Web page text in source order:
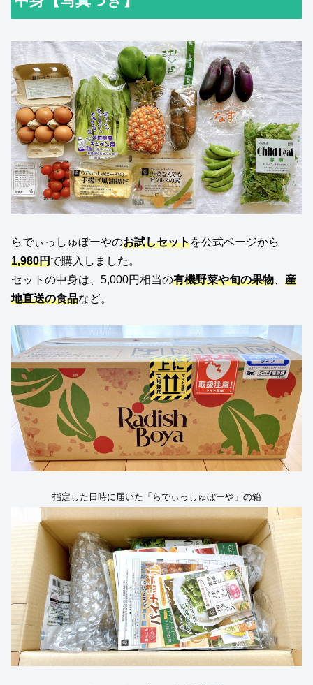
らでぃっしゅぼーやのお試しセットを公式ページから
1,980円で購入しました。
セットの中身は、5,000円相当の有機野菜や旬の果物
産
地直送の食品など。
指定した日時に届いた「らでぃっしゅぼーや」の箱